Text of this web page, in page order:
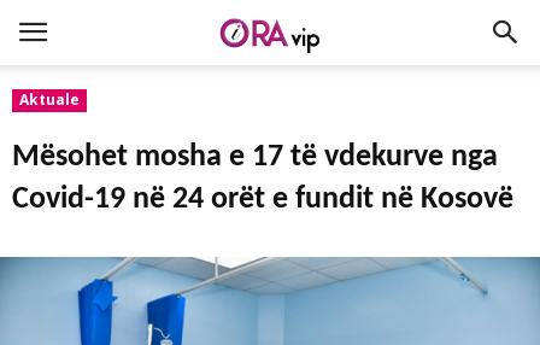
Aktuale
Mësohet mosha e 17 të vdekurve nga
Covid-19 në 24 orët e fundit në Kosovë